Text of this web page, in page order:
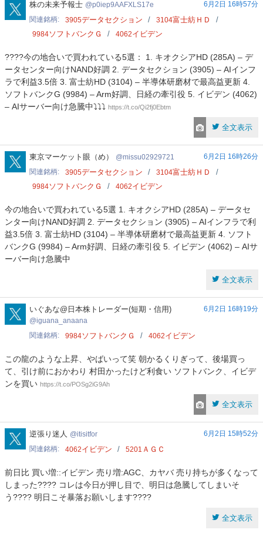
p0iep9AAFXLS17e
株の未来予報士 p0iep9AAFXLS17e
6月2日 16時57分
関連銘柄
3905データセクション 3104富士紡ＨＤ
9984ソフトバンクＧ 4062イビデン
????今の地合いで買われている5選： 1. キオクシアHD (285A) – デ
ータセンター向けNAND好調 2. データセクション (3905) – AIインフ
ラで利益3.5倍 3. 富士紡HD (3104) – 半導体研磨材で最高益更新 4.
ソフトバンクG (9984) – Arm好調、日経の牽引役 5. イビデン (4062)
– AIサーバー向け急騰中⤵️⤵️⤵️ https://t.co/Qi2fj0Ebtm
全文表示
missu02929721
東京マーケット眼（め） missu02929721
6月2日 16時26分
関連銘柄
3905データセクション 3104富士紡ＨＤ
9984ソフトバンクＧ 4062イビデン
今の地合いで買われている5選 1. キオクシアHD (285A) – データセ
ンター向けNAND好調 2. データセクション (3905) – AIインフラで利
益3.5倍 3. 富士紡HD (3104) – 半導体研磨材で最高益更新 4. ソフト
バンクG (9984) – Arm好調、日経の牽引役 5. イビデン (4062) – AIサ
ーバー向け急騰中
全文表示
iguana_anaana
いぐあな@日本株トレーダー(短期・信用)
iguana_anaana
6月2日 16時19分
関連銘柄 9984ソフトバンクＧ 4062イビデン
この龍のような上昇、やばいって笑 朝かるくりぎって、後場買っ
て、引け前におかわり 村田かったけど利食い ソフトバンク、イビデ
ンを買い https://t.co/POSg2iG9Ah
全文表示
itisitfor
逆張り迷人 itisitfor
6月2日 15時52分
関連銘柄
4062イビデン 5201 ＡＧＣ
前日比 買い増::イビデン 売り増:AGC、カヤバ 売り持ちが多くなって
しまった???? コレは今日が押し目で、明日は急騰してしまいそ
う???? 明日こそ暴落お願いします????
全文表示